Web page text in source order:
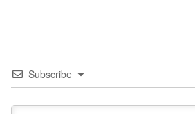
Subscribe